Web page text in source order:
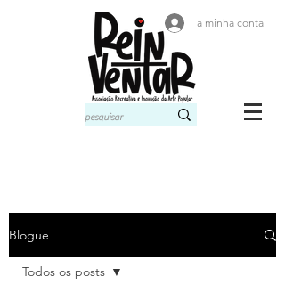
a minha conta
Blogue
Todos os posts